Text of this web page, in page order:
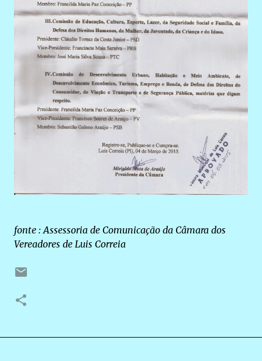
fonte : Assessoria de Comunicação da Câmara dos
Vereadores de Luis Correia